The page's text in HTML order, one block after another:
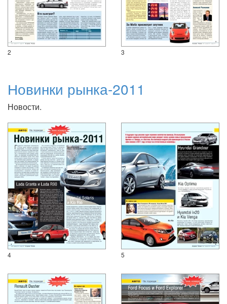
2 3
Новинки рынка-2011
Новости.
4 5